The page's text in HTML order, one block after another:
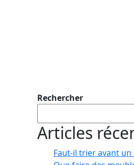
Rechercher
Articles
Faut-il trier avant